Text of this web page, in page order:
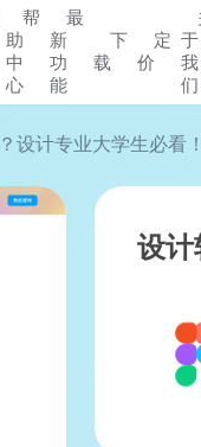
帮
助
中
心
最
新
功
能
下
载
定
价
于
我
们
设计专业大学生必看
设计